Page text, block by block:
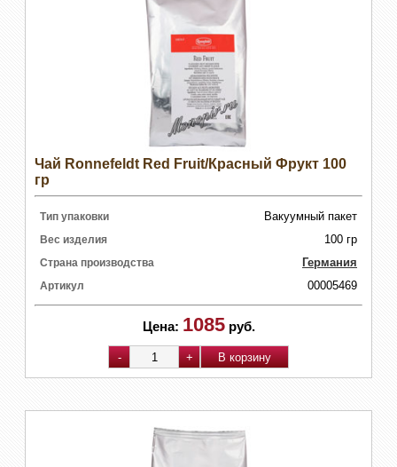
Чай Ronnefeldt Red Fruit/Красный Фрукт 100
гр
Тип упаковки Вакуумный пакет
Вес изделия 100 гр
Страна производства Германия
Артикул 00005469
Цена: 1085 руб.